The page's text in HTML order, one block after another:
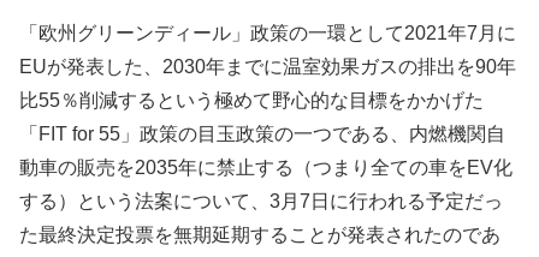
「欧州グリーンディール」政策の一環として2021年7月に
EUが発表した、2030年までに温室効果ガスの排出を90年
比55％削減するという極めて野心的な目標をかかげた
「FIT for 55」政策の目玉政策の一つである、内燃機関自
動車の販売を2035年に禁止する（つまり全ての車をEV化
する）という法案について、3月7日に行われる予定だっ
た最終決定投票を無期延期することが発表されたのであ